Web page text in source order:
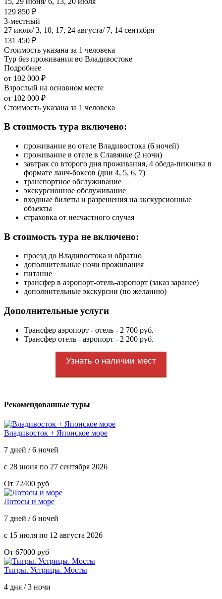
129 850 ₽
3-местный
27 июля/ 3, 10, 17, 24 августа/ 7, 14 сентября
131 450 ₽
Стоимость указана за 1 человека
Тур без проживания во Владивостоке
Подробнее
от 102 000 ₽
Взрослый на основном месте
от 102 000 ₽
Стоимость указана за 1 человека
В стоимость тура включено:
проживание во отеле Владивостока (6 ночей)
проживание в отеле в Славянке (2 ночи)
завтрак со второго дня проживания, 4 обеда-пикника в
формате ланч-боксов (дни 4, 5, 6, 7)
транспортное обслуживание
экскурсионное обслуживание
входные билеты и разрешения на экскурсионные
объекты
страховка от несчастного случая
В стоимость тура не включено:
проезд до Владивостока и обратно
дополнительные ночи проживания
питание
трансфер в аэропорт-отель-аэропорт (заказ заранее)
дополнительные экскурсии (по желанию)
Дополнительные услуги
Трансфер аэропорт - отель - 2 700 руб.
Трансфер отель - аэропорт - 2 200 руб.
Узнать о наличии мест
Рекомендованные туры
Владивосток + Японское море
7 дней / 6 ночей
с 28 июня по 27 сентября 2026
От 72400 руб
Лотосы и море
7 дней / 6 ночей
с 15 июля по 12 августа 2026
От 67000 руб
Тигры. Устрицы. Мосты
4 дня / 3 ночи